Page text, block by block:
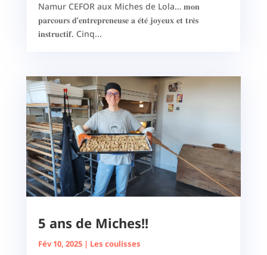
Namur CEFOR aux Miches de Lola… 𝐦𝐨𝐧
𝐩𝐚𝐫𝐜𝐨𝐮𝐫𝐬 𝐝’𝐞𝐧𝐭𝐫𝐞𝐩𝐫𝐞𝐧𝐞𝐮𝐬𝐞 𝐚 𝐞́𝐭𝐞́ 𝐣𝐨𝐲𝐞𝐮𝐱 𝐞𝐭 𝐭𝐫𝐞̀𝐬
𝐢𝐧𝐬𝐭𝐫𝐮𝐜𝐭𝐢𝐟. Cinq...
5 ans de Miches!!
Fév 10, 2025| Les coulisses